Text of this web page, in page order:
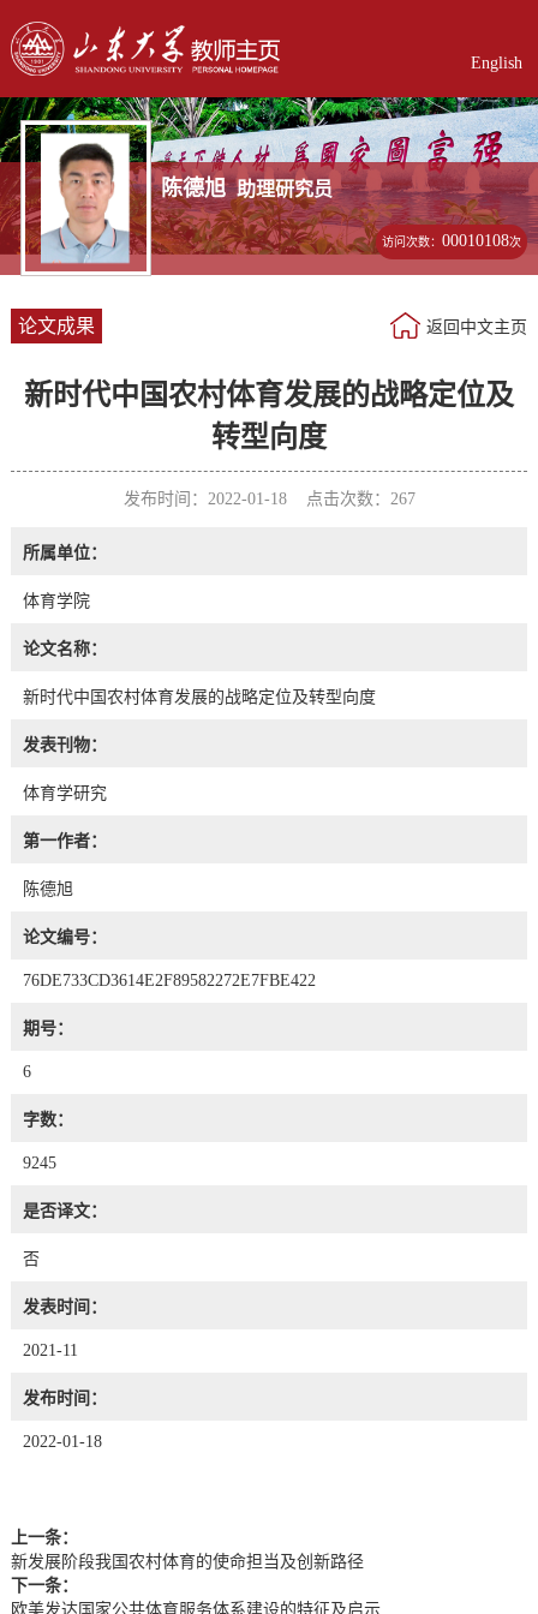
English
陈德旭 助理研究员
访问次数：00010108次
论文成果 返回中文主页
新时代中国农村体育发展的战略定位及
转型向度
发布时间：2022-01-18 点击次数： 267
所属单位：
体育学院
论文名称：
新时代中国农村体育发展的战略定位及转型向度
发表刊物：
体育学研究
第一作者：
陈德旭
论文编号：
76DE733CD3614E2F89582272E7FBE422
期号：
6
字数：
9245
是否译文：
否
发表时间：
2021-11
发布时间：
2022-01-18
上一条：
新发展阶段我国农村体育的使命担当及创新路径
下一条：
欧美发达国家公共体育服务体系建设的特征及启示